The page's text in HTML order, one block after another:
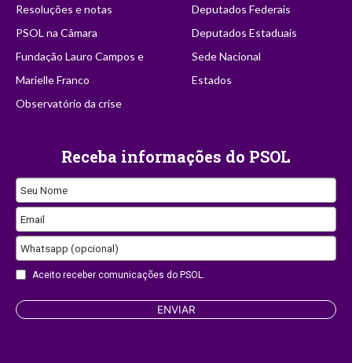
Resoluções e notas
PSOL na Câmara
Fundação Lauro Campos e
Marielle Franco
Observatório da crise
Deputados Federais
Deputados Estaduais
Sede Nacional
Estados
Receba informações do PSOL
Seu Nome
Email
Whatsapp (opcional)
EmailAceito receber comunicações do PSOL.
ENVIAR